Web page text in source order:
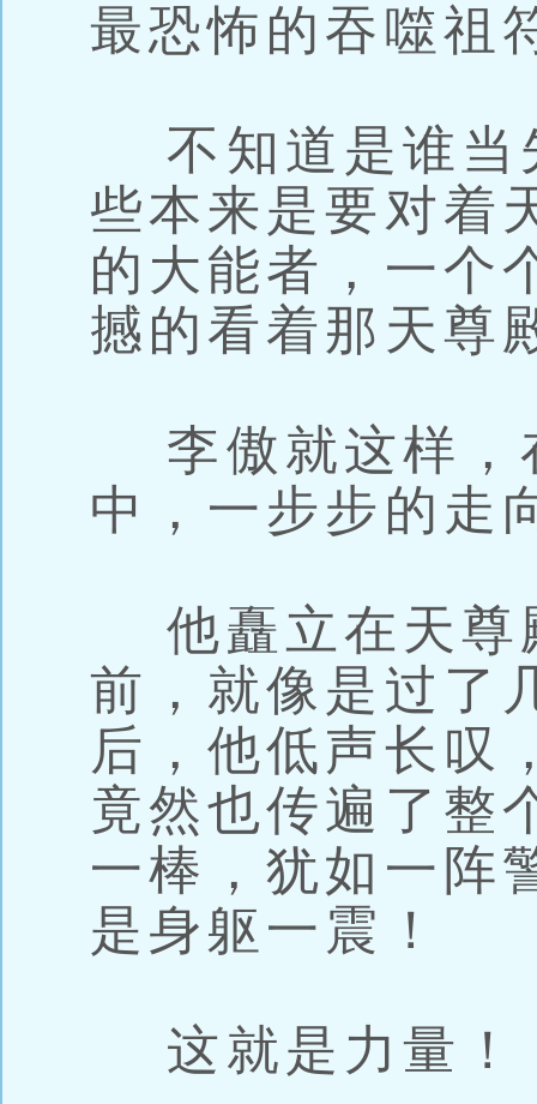
最恐怖的吞噬祖
不知道是谁当
些本来是要对着
的大能者，一个
撼的看着那天尊
李傲就这样，
中，一步步的走
他矗立在天尊
前，就像是过了
后，他低声长叹
竟然也传遍了整
一棒，犹如一阵
是身躯一震！
这就是力量！